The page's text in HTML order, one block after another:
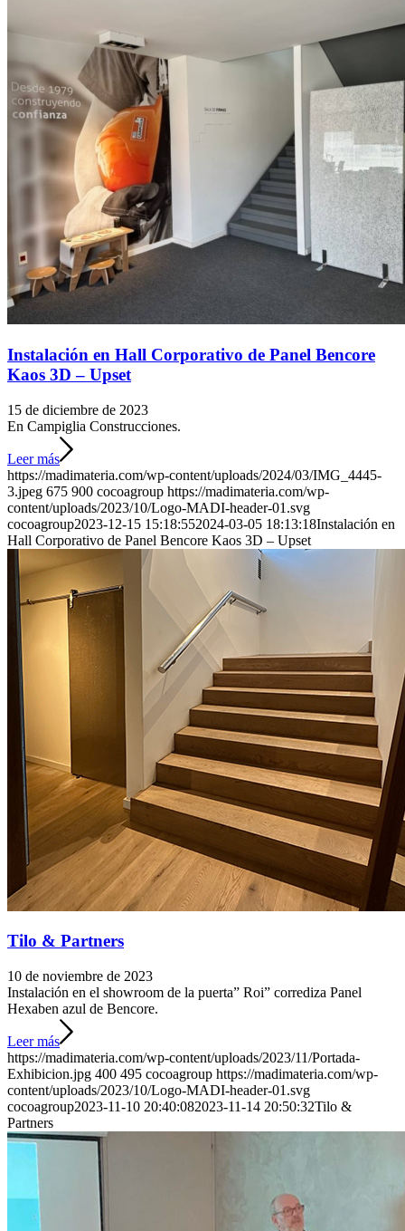
Instalación en Hall Corporativo de Panel Bencore
Kaos 3D – Upset
15 de diciembre de 2023
En Campiglia Construcciones.
Leer más
https://madimateria.com/wp-content/uploads/2024/03/IMG_4445-
3.jpeg 675 900 cocoagroup https://madimateria.com/wp-
content/uploads/2023/10/Logo-MADI-header-01.svg
cocoagroup2023-12-15 15:18:552024-03-05 18:13:18Instalación en
Hall Corporativo de Panel Bencore Kaos 3D – Upset
Tilo & Partners
10 de noviembre de 2023
Instalación en el showroom de la puerta” Roi” corrediza Panel
Hexaben azul de Bencore.
Leer más
https://madimateria.com/wp-content/uploads/2023/11/Portada-
Exhibicion.jpg 400 495 cocoagroup https://madimateria.com/wp-
content/uploads/2023/10/Logo-MADI-header-01.svg
cocoagroup2023-11-10 20:40:082023-11-14 20:50:32Tilo &
Partners